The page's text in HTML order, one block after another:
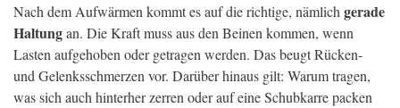
Nach dem Aufwärmen kommt es auf die richtige, nämlich gerade
Haltungan. Die Kraft muss aus den Beinen kommen, wenn
Lasten aufgehoben oder getragen werden. Das beugt Rücken-
und Gelenksschmerzen vor. Darüber hinaus gilt: Warum tragen,
was sich auch hinterher zerren oder auf eine Schubkarre packen